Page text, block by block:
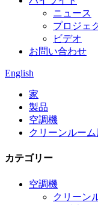
ニュース
プロジェ
ビデオ
お問い合わせ
English
家
製品
空調機
クリーンルー
カテゴリー
空調機
クリーン